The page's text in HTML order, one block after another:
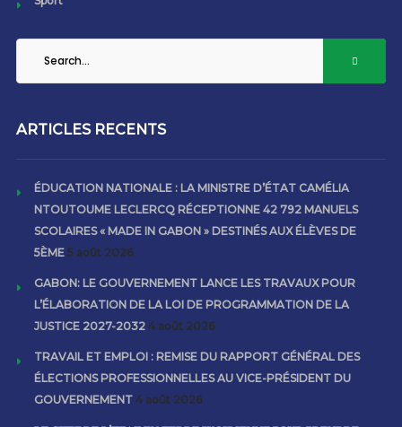
ARTICLES RECENTS
ÉDUCATION NATIONALE : LA MINISTRE D’ÉTAT CAMÉLIA
NTOUTOUME LECLERCQ RÉCEPTIONNE 42 792 MANUELS
SCOLAIRES « MADE IN GABON » DESTINÉS AUX ÉLÈVES DE
5ÈME 5 août 2026
GABON: LE GOUVERNEMENT LANCE LES TRAVAUX POUR
L’ÉLABORATION DE LA LOI DE PROGRAMMATION DE LA
JUSTICE 2027-2032 4 août 2026
TRAVAIL ET EMPLOI : REMISE DU RAPPORT GÉNÉRAL DES
ÉLECTIONS PROFESSIONNELLES AU VICE-PRÉSIDENT DU
GOUVERNEMENT 4 août 2026